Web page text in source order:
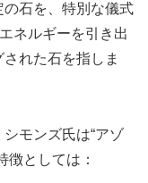
の石を、特別な儀式
ネルギーを引き出
れた石を指しま
モンズ氏は“アゾ
徴としては：